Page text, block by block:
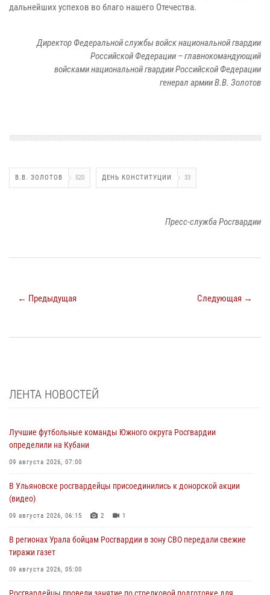
дальнейших успехов во благо нашего Отечества.
Директор Федеральной службы войск национальной гвардии
Российской Федерации – главнокомандующий
войсками национальной гвардии Российской Федерации
генерал армии В.В. Золотов
В.В. ЗОЛОТОВ 520 ДЕНЬ КОНСТИТУЦИИ 33
Пресс-служба Росгвардии
← Предыдущая Следующая →
ЛЕНТА НОВОСТЕЙ
Лучшие футбольные команды Южного округа Росгвардии
определили на Кубани
09 августа 2026, 07:00
В Ульяновске росгвардейцы присоединились к донорской акции
(видео)
09 августа 2026, 06:15 2 1
В регионах Урала бойцам Росгвардии в зону СВО передали свежие
тиражи газет
09 августа 2026, 05:00
Росгвардейцы провели занятие по стрелковой подготовке для